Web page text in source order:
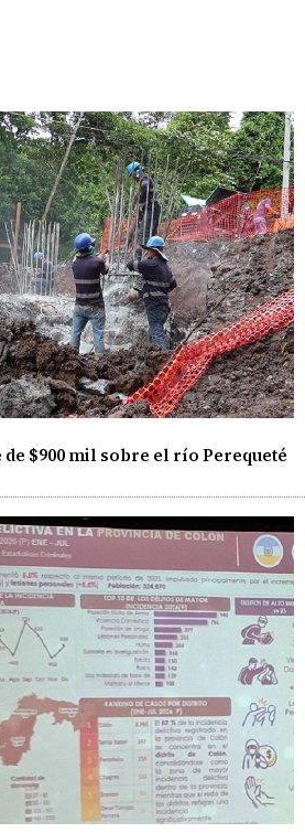
$900 mil sobre el río Perequeté